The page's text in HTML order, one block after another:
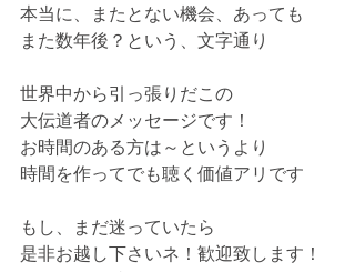
本当に、またとない機会、あっても
また数年後？という、文字通り
世界中から引っ張りだこの
大伝道者のメッセージです！
お時間のある方は～というより
時間を作ってでも聴く価値アリです
もし、まだ迷っていたら
是非お越し下さいネ！歓迎致します！